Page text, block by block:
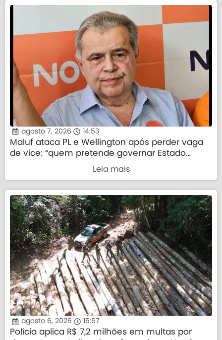
agosto 7, 2026 14:53
Maluf ataca PL e Wellington após perder vaga
de vice: “quem pretende governar Estado
precisa demonstrar que sua palavra tem valor”
Leia mais
agosto 6, 2026 15:57
Polícia aplica R$ 7,2 milhões em multas por